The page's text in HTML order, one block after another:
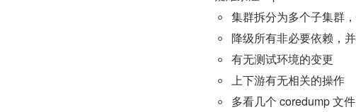
集群拆分为多个子集群
降级所有非必要依赖，
有无测试环境的变更
上下游有无相关的操作
多看几个 coredump 文